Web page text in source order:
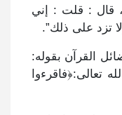
قال : قلت : إني
تزد على ذلك”.
القرآن بقوله:
تعالى:﴿فاقرءوا